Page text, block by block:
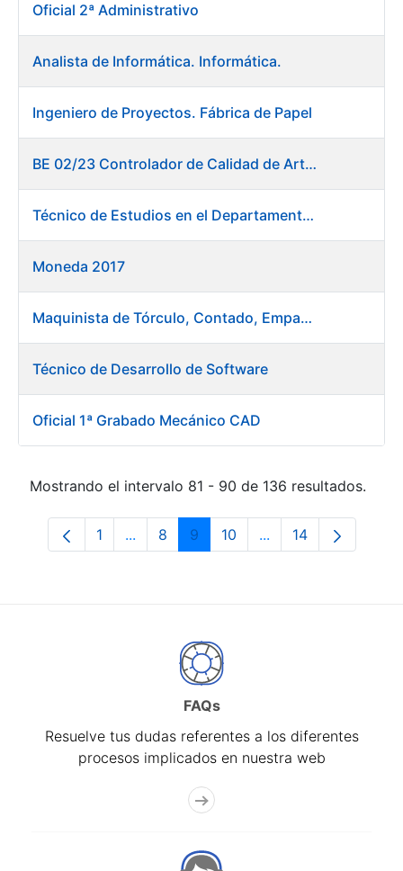
Mostrar/Ocultar
Oficial 2ª Administrativo
Analista de Informática. Informática.
Ingeniero de Proyectos. Fábrica de Papel
BE 02/23 Controlador de Calidad de Artes Gráficas
Técnico de Estudios en el Departamento de Compras
Moneda 2017
Maquinista de Tórculo, Contado, Empaquetado e Inutilización de Moneda
Técnico de Desarrollo de Software
Oficial 1ª Grabado Mecánico CAD
Mostrando el intervalo 81 - 90 de 136 resultados.
Página
1 ...Páginas intermedias Use TAB para
Página
8 Página
9 Página
10 ...PáginasPágina
14
FAQs
Resuelve tus dudas referentes a los diferentes
procesos implicados en nuestra web